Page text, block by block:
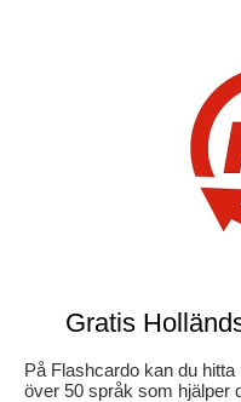
Gratis
På Flashcardo kan du
över 50 språk som hjälper